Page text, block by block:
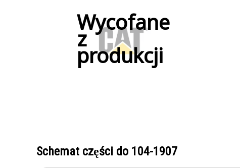
Wycofane
z
produkcji
Schemat części do 104-1907